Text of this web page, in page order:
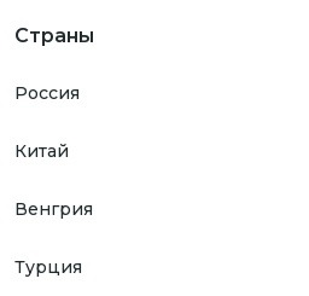
Страны
Россия
Китай
Венгрия
Турция